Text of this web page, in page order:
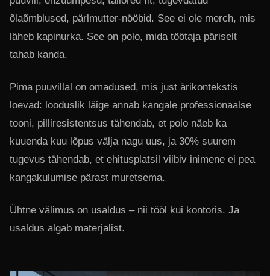
õlaõmblused, pärlmutter-nööbid. See ei ole merch, mis
läheb kapinurka. See on polo, mida töötaja päriselt
tahab kanda.
Pima puuvillal on omadused, mis just ärikontekstis
loevad: looduslik läige annab kangale professionaalse
tooni, pilliresistentsus tähendab, et polo näeb ka
kuuenda kuu lõpus välja nagu uus, ja 30% suurem
tugevus tähendab, et ehitusplatsil viibiv inimene ei pea
kangakulumise pärast muretsema.
Ühtne välimus on usaldus – nii tööl kui kontoris. Ja
usaldus algab materjalist.